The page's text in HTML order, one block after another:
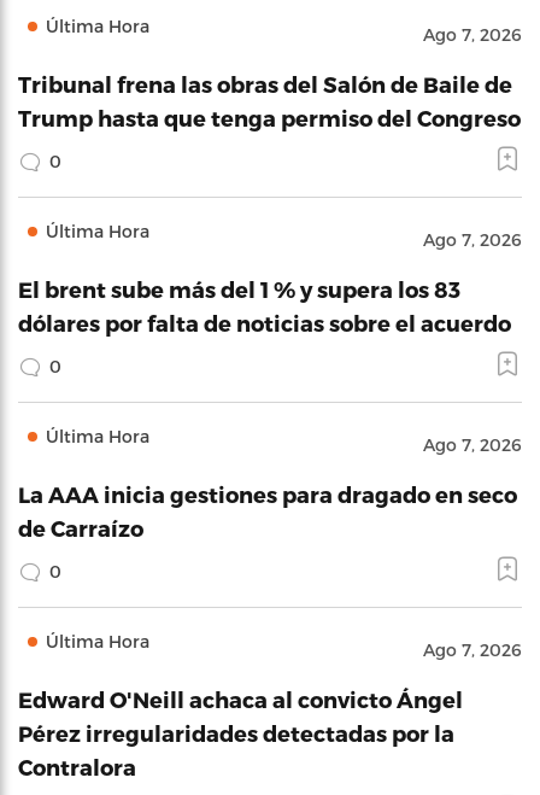
Última Hora Ago 7, 2026
Tribunal frena las obras del Salón de Baile de
Trump hasta que tenga permiso del Congreso
0
Última Hora Ago 7, 2026
El brent sube más del 1 % y supera los 83
dólares por falta de noticias sobre el acuerdo
0
Última Hora Ago 7, 2026
La AAA inicia gestiones para dragado en seco
de Carraízo
0
Última Hora Ago 7, 2026
Edward O'Neill achaca al convicto Ángel
Pérez irregularidades detectadas por la
Contralora